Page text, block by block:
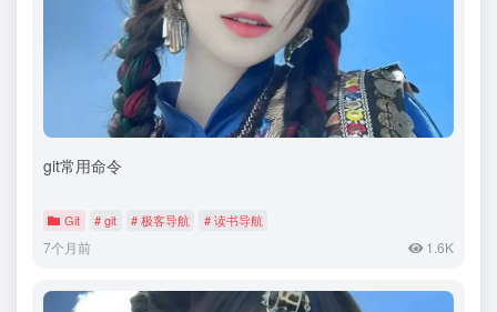
git常用命令
Git # git # 极客导航 # 读书导航
7个月前 1.6K